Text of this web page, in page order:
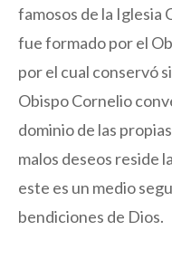
famosos de la Iglesia
fue formado por el
por el cual conservó
Obispo Cornelio
dominio de las
malos deseos reside
este es un medio
bendiciones de Dios.